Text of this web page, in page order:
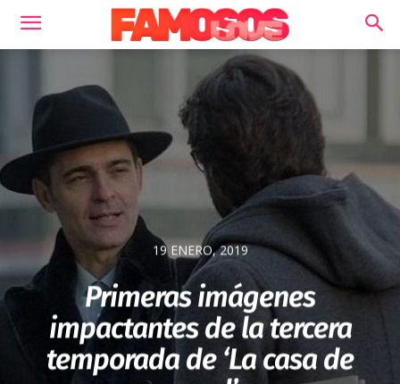
19 ENERO, 2019
Primeras imágenes
impactantes de la tercera
temporada de ‘La casa de